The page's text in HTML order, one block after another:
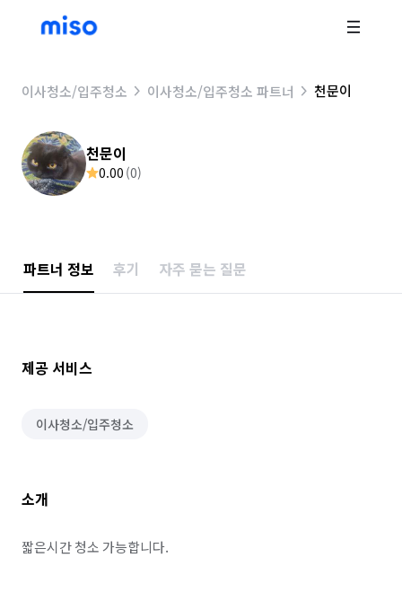
이사청소/입주청소 이사청소/입주청소 파트너 천문이
천문이
0.00 (0)
파트너 정보 후기 자주 묻는 질문
제공 서비스
이사청소/입주청소
소개
짧은시간 청소 가능합니다.